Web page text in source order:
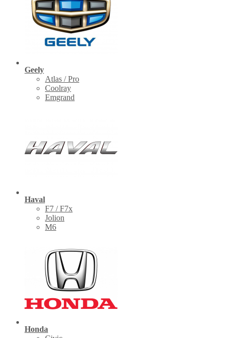
Geely
Atlas / Pro
Coolray
Emgrand
Haval
F7 / F7x
Jolion
M6
Honda